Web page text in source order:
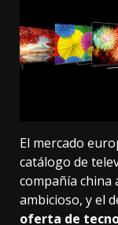
El mercado
catálogo de
compañía china
ambicioso, y el
oferta de